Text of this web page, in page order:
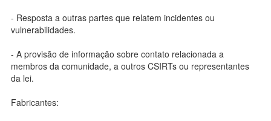
- Resposta a outras partes que relatem incidentes ou
vulnerabilidades.
- A provisão de informação sobre contato relacionada a
membros da comunidade, a outros CSIRTs ou representantes
da lei.
Fabricantes: